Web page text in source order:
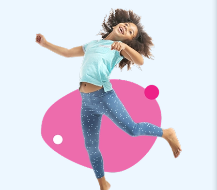
geliefert wodurch Sie einfach und komfortable
transportierbar ist. Die aufblasbare Konstruktion wird inkl.
Gebläse, Erdnägel, Transporttasche und einer deutlichen
Bedienungsanleitung geliefert. Ein komplett Set für ein
abenteuerreiches Erlebnis.
Qualität und Garantie
JB Hüpfburgen sind an mehreren Stellen verstärkt und
mehrfach vernäht. Sie werden aus einer hoch qualitativen 9x9
Gewebe PVC Plane produziert. Aufgrund dessen sind Sie
langlebig und einfach zu reinigen. Zu dem gewähren wir Ihnen
5 Jahre Herstellergarantie, aus diesem Grund liefern Sie mit
diesem Produkt jahrelang optimalen Spielspaß.
Kaufen Sie diese lustige Hüpfburg und liefern Sie Ihren Kunden